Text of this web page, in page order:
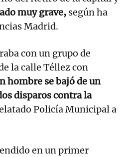
muy grave, según ha
Madrid.
con un grupo de
la calle Téllez con
hombre se bajó de un
disparos contra la
Policía Municipal a
en un primer